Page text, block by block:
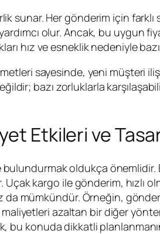
sunar. Her gönderim için
olur. Ancak, bu uygun
hız ve esneklik nedeniyle
sayesinde, yeni müşteri
bazı zorluklarla
Etkileri ve
oldukça önemlidir.
Uçak kargo ile gönderim, hızlı
da mümkündür. Örneğin,
maliyetleri azaltan bir diğer
konuda dikkatli